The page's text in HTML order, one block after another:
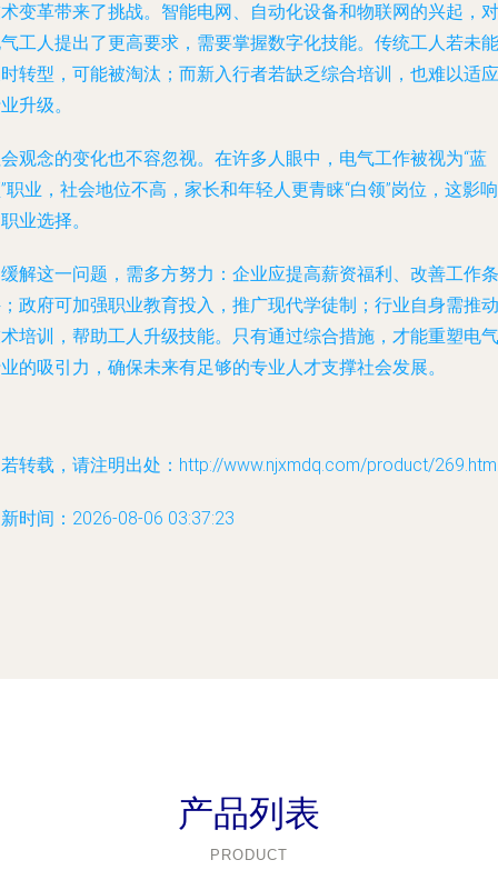
变革带来了挑战。智能电网、自动化设备和物联网的兴起，对
工人提出了更高要求，需要掌握数字化技能。传统工人若未能
转型，可能被淘汰；而新入行者若缺乏综合培训，也难以适应
升级。
观念的变化也不容忽视。在许多人眼中，电气工作被视为“蓝
职业，社会地位不高，家长和年轻人更青睐“白领”岗位，这影响
业选择。
解这一问题，需多方努力：企业应提高薪资福利、改善工作条
政府可加强职业教育投入，推广现代学徒制；行业自身需推动
培训，帮助工人升级技能。只有通过综合措施，才能重塑电气
的吸引力，确保未来有足够的专业人才支撑社会发展。
转载，请注明出处：http://www.njxmdq.com/product/
时间：2026-08-06 03:37:23
产品列表
PRODUCT